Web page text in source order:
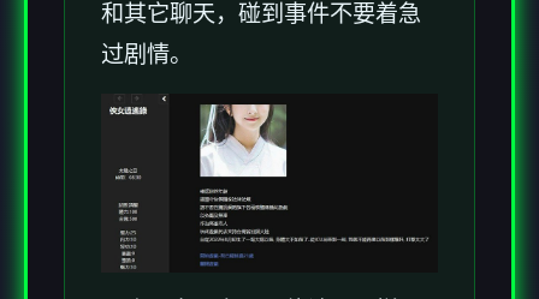
和其它聊天，碰到事件不要着急
过剧情。